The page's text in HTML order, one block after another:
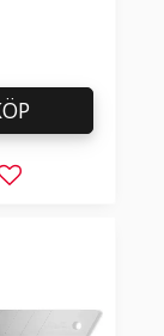
Lägg till i